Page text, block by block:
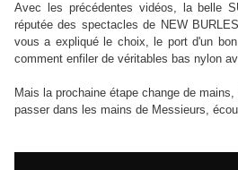
Avec les précédentes vidéos, la belle
réputée des spectacles de NEW
vous a expliqué le choix, le port d'un
comment enfiler de véritables bas nylon
Mais la prochaine étape change de
passer dans les mains de Messieurs,